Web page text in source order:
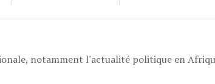
notamment l'actualité politique en